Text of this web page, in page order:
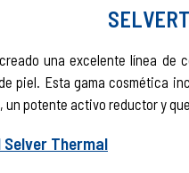
una excelente línea de
piel. Esta gama cosmética
un potente activo reductor y
Selver Thermal